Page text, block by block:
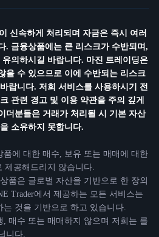
신속하게 처리되며 자금은 즉시 여러
. 금융상품에는 큰 리스크가 수반되며,
의하시길 바랍니다. 마진 트레이딩은
을 수 있으므로 이에 수반되는 리스크
랍니다. 저희 서비스를 사용하시기 전
관련 경고 및 이용 약관을 주의 깊게
더분들은 거래가 처리될 시 기본 자산
소유하지 못합니다.
품에 대한 매수, 보유 또는 매매에 대한
제공해드리지 않습니다.
품은 글로벌 자산을 기반으로 한 장외
Trader에서 제공하는 모든 서비스는
것을 기반으로 하고 있습니다.
, 매수 또는 매매하지 않으며 저희는 를
니다.